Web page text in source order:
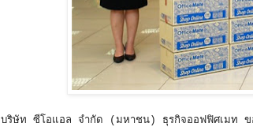
บริษัท ซีโอแอล จำกัด (มหาชน) ธุรกิจออฟฟิศเมท ขอร่